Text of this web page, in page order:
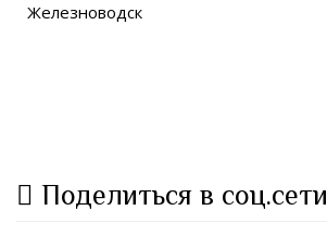
Железноводск
Поделиться в соц.сети